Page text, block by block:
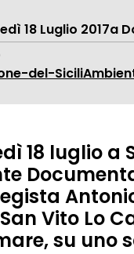
18 Luglio 2017a
del-
18 luglio a
San Vito Lo
su uno